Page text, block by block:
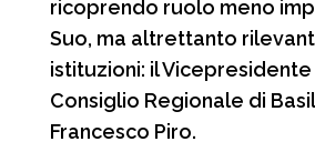
ricoprendo ruolo meno
Suo, ma altrettanto
istituzioni: il
Consiglio Regionale di
Francesco Piro.